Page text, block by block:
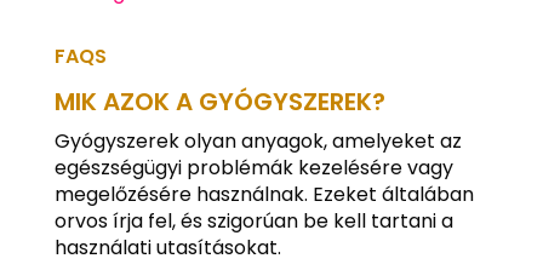
FAQS
MIK AZOK A GYÓGYSZEREK?
Gyógyszerek olyan anyagok, amelyeket az
egészségügyi problémák kezelésére vagy
megelőzésére használnak. Ezeket általában
orvos írja fel, és szigorúan be kell tartani a
használati utasításokat.